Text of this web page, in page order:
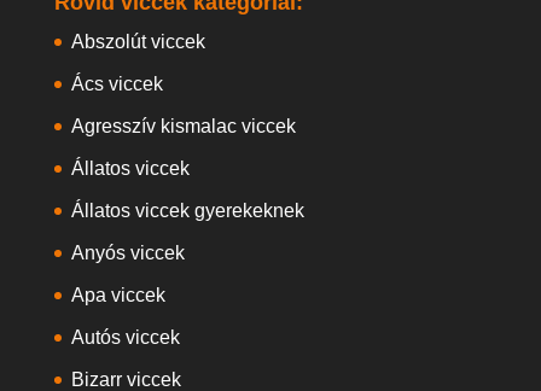
Abszolút viccek
Ács viccek
Agresszív kismalac viccek
Állatos viccek
Állatos viccek gyerekeknek
Anyós viccek
Apa viccek
Autós viccek
Bizarr viccek